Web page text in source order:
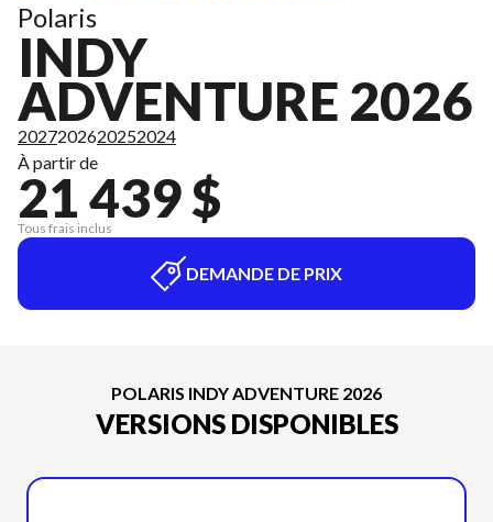
Polaris
INDY
ADVENTURE 2026
2027202620252024
À partir de
21 439 $
Tous frais inclus
DEMANDE DE PRIX
POLARIS INDY ADVENTURE 2026
VERSIONS DISPONIBLES